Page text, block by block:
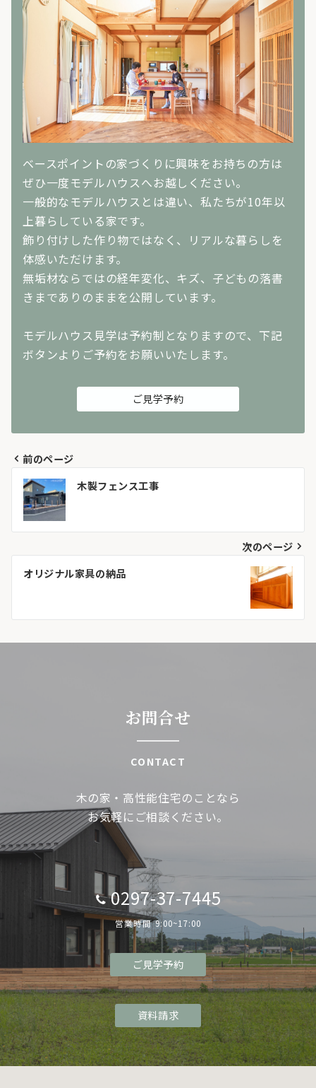
ベースポイントの家づくりに興味をお持ちの方は
ぜひ一度モデルハウスへお越しください。
一般的なモデルハウスとは違い、私たちが10年以
上暮らしている家です。
飾り付けした作り物ではなく、リアルな暮らしを
体感いただけます。
無垢材ならではの経年変化、キズ、子どもの落書
きまでありのままを公開しています。
モデルハウス見学は予約制となりますので、下記
ボタンよりご予約をお願いいたします。
ご見学予約
投
稿
ナ
ビ
ゲ
前のページ
木製フェンス工事
次のページ
オリジナル家具の納品
お問合せ
CONTACT
木の家・高性能住宅のことなら
お気軽にご相談ください。
0297-37-7445
営業時間 9:00~17:00
ご見学予約
資料請求